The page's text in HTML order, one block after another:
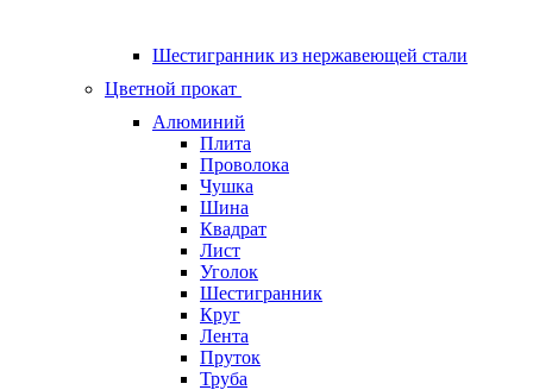
Шестигранник из нержавеющей стали
Цветной прокат
Алюминий
Плита
Проволока
Чушка
Шина
Квадрат
Лист
Уголок
Шестигранник
Круг
Лента
Пруток
Труба